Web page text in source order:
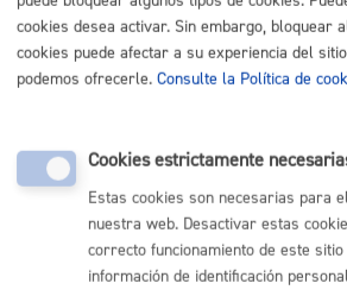
Nota :es obligatorioel uso del impreso
indicado en este trámite.
Tamaño máximo anexos: 10 Mb
Cantidad a abonar
Gratuito
cookies desea activar. Sin embargo, bloquear
cookies puede afectar a su experiencia del
podemos ofrecerle. Consulte la Política de
Cookies estrictamente
Estas cookies son necesarias para
nuestra web. Desactivar estas
correcto funcionamiento de este
información de identificación